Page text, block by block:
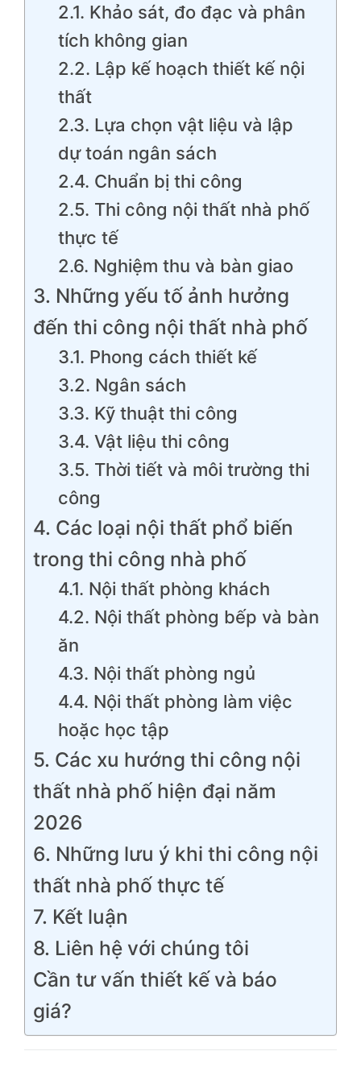
2.1. Khảo sát, đo đạc và phân
tích không gian
2.2. Lập kế hoạch thiết kế nội
thất
2.3. Lựa chọn vật liệu và lập
dự toán ngân sách
2.4. Chuẩn bị thi công
2.5. Thi công nội thất nhà phố
thực tế
2.6. Nghiệm thu và bàn giao
3. Những yếu tố ảnh hưởng
đến thi công nội thất nhà phố
3.1. Phong cách thiết kế
3.2. Ngân sách
3.3. Kỹ thuật thi công
3.4. Vật liệu thi công
3.5. Thời tiết và môi trường thi
công
4. Các loại nội thất phổ biến
trong thi công nhà phố
4.1. Nội thất phòng khách
4.2. Nội thất phòng bếp và bàn
ăn
4.3. Nội thất phòng ngủ
4.4. Nội thất phòng làm việc
hoặc học tập
5. Các xu hướng thi công nội
thất nhà phố hiện đại năm
2026
6. Những lưu ý khi thi công nội
thất nhà phố thực tế
7. Kết luận
8. Liên hệ với chúng tôi
Cần tư vấn thiết kế và báo
giá?